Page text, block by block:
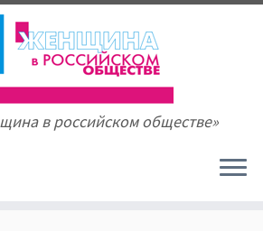
в российском обществе»